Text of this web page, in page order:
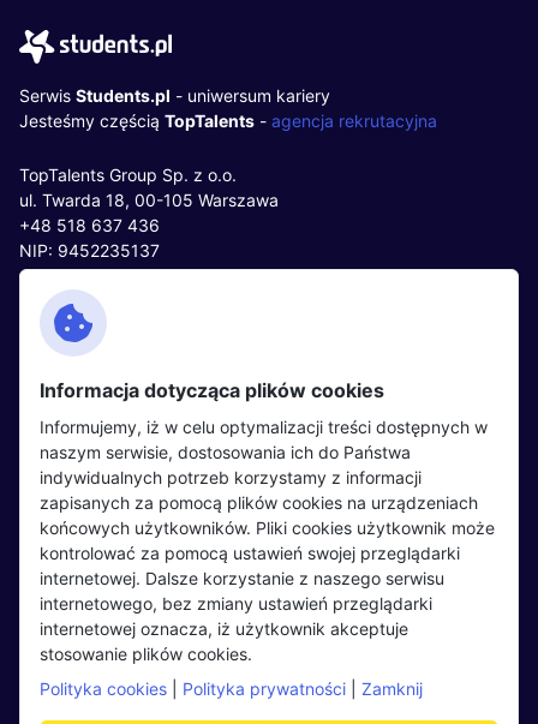
Serwis Students.pl - uniwersum kariery
Jesteśmy częścią TopTalents - agencja rekrutacyjna
TopTalents Group Sp. z o.o.
ul. Twarda 18, 00-105 Warszawa
+48 518 637 436
NIP: 9452235137
Kontakt
Facebook
Twitter
LinkedIn
Partnerzy
Wydarzenia
Kandydaci
Regulamin kandydata
Oferty pracy
Pracodawcy
Opinie o pracodawcach
Pracodawcy
Regulamin pracodawcy
Dodaj ogłoszenie
Informacja dotycząca plików cookies
Informujemy, iż w celu optymalizacji treści dostępnych w
naszym serwisie, dostosowania ich do Państwa
indywidualnych potrzeb korzystamy z informacji
zapisanych za pomocą plików cookies na urządzeniach
końcowych użytkowników. Pliki cookies użytkownik może
kontrolować za pomocą ustawień swojej przeglądarki
internetowej. Dalsze korzystanie z naszego serwisu
internetowego, bez zmiany ustawień przeglądarki
internetowej oznacza, iż użytkownik akceptuje
stosowanie plików cookies.
Polityka cookies
Polityka prywatności Zamknij